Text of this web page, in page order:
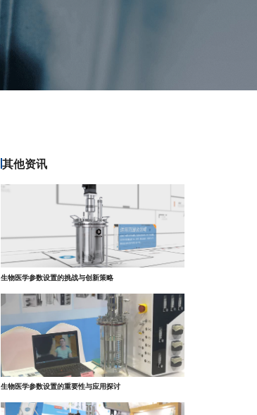
其他资讯
生物医学参数设置的挑战与创新策略
生物医学参数设置的重要性与应用探讨